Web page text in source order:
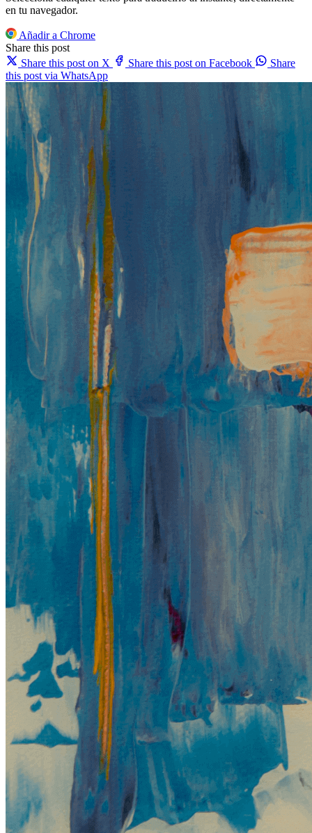
en tu navegador.
Añadir a Chrome
Share this post
Share this post on X
Share this post on Facebook
Share
this post via WhatsApp